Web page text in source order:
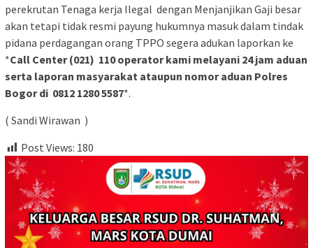
perekrutan Tenaga kerja Ilegal dengan Menjanjikan Gaji besar
akan tetapi tidak resmi payung hukumnya masuk dalam tindak
pidana perdagangan orang TPPO segera adukan laporkan ke
*Call Center (021) 110 operator kami melayani 24 jam aduan
serta laporan masyarakat ataupun nomor aduan Polres
Bogor di 0812 1280 5587*.
( Sandi Wirawan )
Post Views: 180